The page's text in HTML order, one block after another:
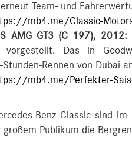
Team- und
mb4.me/Classic-
AMG GT3 (C 197), 2012:
vorgestellt. Das in
Rennen von Dubai
mb4.me/Perfekter-
Benz Classic sind
Publikum die